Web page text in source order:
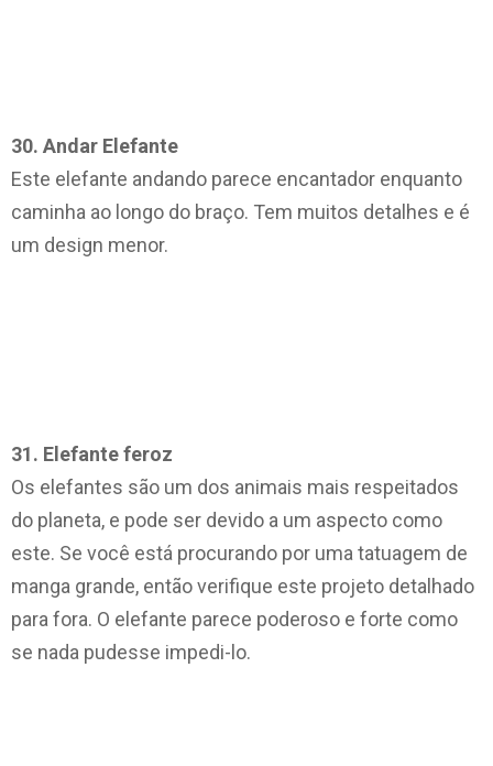
30. Andar Elefante
Este elefante andando parece encantador enquanto
caminha ao longo do braço. Tem muitos detalhes e é
um design menor.
31. Elefante feroz
Os elefantes são um dos animais mais respeitados
do planeta, e pode ser devido a um aspecto como
este. Se você está procurando por uma tatuagem de
manga grande, então verifique este projeto detalhado
para fora. O elefante parece poderoso e forte como
se nada pudesse impedi-lo.